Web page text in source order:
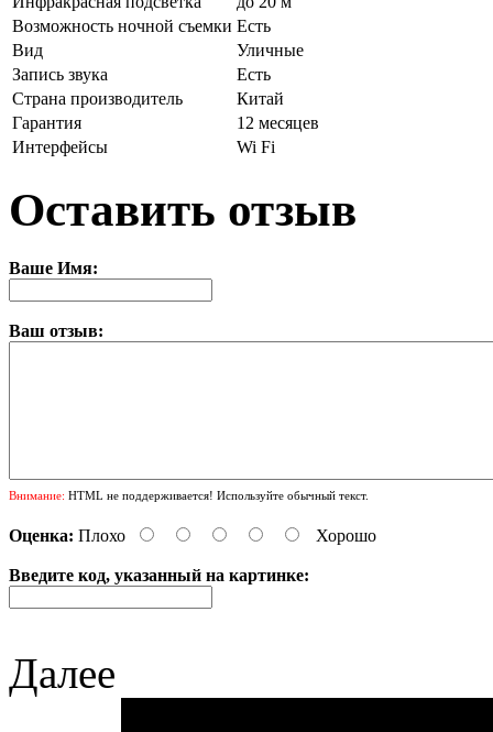
Возможность ночной съемки Есть
Вид
Уличные
Запись звука
Есть
Страна производитель
Китай
Гарантия
12 месяцев
Интерфейсы
Wi Fi
Оставить отзыв
Ваше Имя:
Ваш отзыв:
Внимание: HTML не поддерживается! Используйте обычный текст.
Оценка: Плохо Хорошо
Введите код, указанный на картинке:
Далее